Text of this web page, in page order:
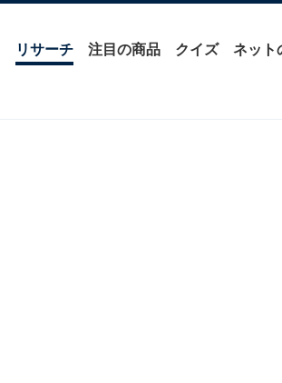
リサーチ 注目の商品 クイズ ネット